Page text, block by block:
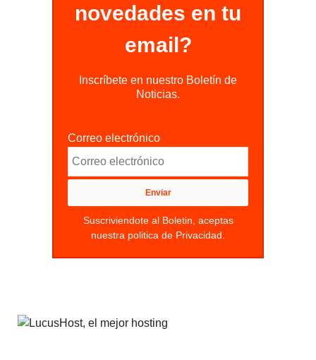
novedades en tu
email?
Inscríbete en nuestro Boletín de
Noticias.
Correo electrónico
Suscriviendote al Boletin, aceptas
nuestra politica de Privacidad.